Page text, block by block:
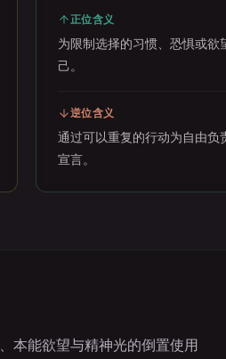
正位含义
为限制选择的习惯、恐惧或欲
己。
逆位含义
通过可以重复的行动为自由负
宣言。
本能欲望与精神光的倒置使用